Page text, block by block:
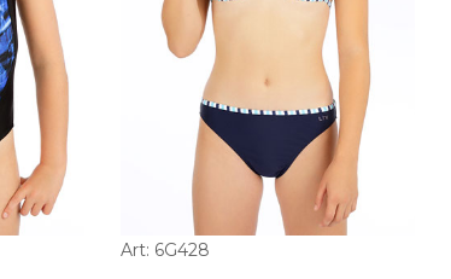
Art: 6G428